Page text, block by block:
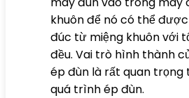
khuôn để nó có thể
đúc từ miệng khuôn với
đều. Vai trò hình thành
ép đùn là rất quan
quá trình ép đùn.